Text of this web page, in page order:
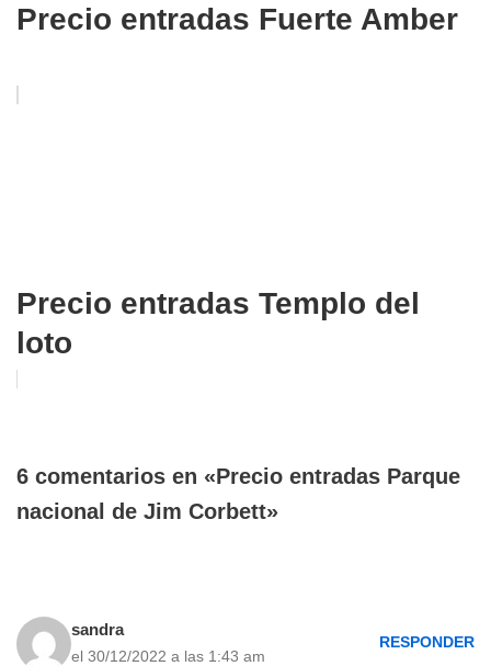
Precio entradas Fuerte Amber
Precio entradas Templo del
loto
6 comentarios en «Precio entradas Parque
nacional de Jim Corbett»
sandra
el 30/12/2022 a las 1:43 am
RESPONDER